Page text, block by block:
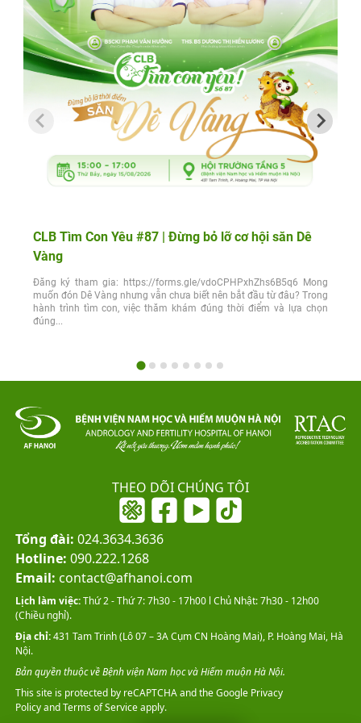
CLB Tìm Con Yêu #87 | Đừng bỏ lỡ cơ hội săn Dê
Vàng
Đăng ký tham gia: https://forms.gle/vdoCPHPxhZhs6B5q6 Mong
muốn đón Dê Vàng nhưng vẫn chưa biết nên bắt đầu từ đâu? Trong
hành trình tìm con, việc thăm khám đúng thời điểm và lựa chọn
đúng...
THEO DÕI CHÚNG TÔI
Tổng đài: 024.3634.3636
Hotline: 090.222.1268
Email: contact@afhanoi.com
This site is protected by reCAPTCHA and the GooglePrivacy
PolicyandTerms of Serviceapply.
Lịch làm việc:Thứ 2 - Thứ 7: 7h30 - 17h00 l Chủ Nhật: 7h30 - 12h00
(Chiều nghỉ).
Địa chỉ:431 Tam Trinh (Lô 07 – 3A Cụm CN Hoàng Mai), P. Hoàng Mai, Hà
Nội.
Bản quyền thuộc về Bệnh viện Nam học và Hiếm muộn Hà Nội.